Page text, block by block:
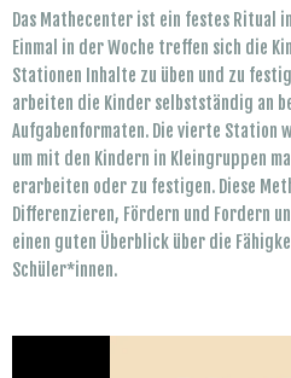
Das Mathecenter ist ein festes Ritual
Einmal in der Woche treffen sich die
Stationen Inhalte zu üben und zu
arbeiten die Kinder selbstständig an
Aufgabenformaten. Die vierte Station
um mit den Kindern in Kleingruppen
erarbeiten oder zu festigen. Diese
Differenzieren, Fördern und Fordern
einen guten Überblick über die
Schüler*innen.